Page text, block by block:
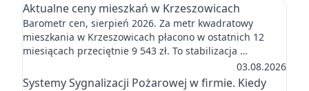
Aktualne ceny mieszkań w Krzeszowicach
Barometr cen, sierpień 2026. Za metr kwadratowy
mieszkania w Krzeszowicach płacono w ostatnich 12
miesiącach przeciętnie 9 543 zł. To stabilizacja …
03.08.2026
Systemy Sygnalizacji Pożarowej w firmie. Kiedy